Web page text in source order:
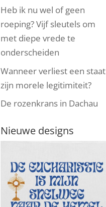
Heb ik nu wel of geen
roeping? Vijf sleutels om
met diepe vrede te
onderscheiden
Wanneer verliest een staat
zijn morele legitimiteit?
De rozenkrans in Dachau
Nieuwe designs